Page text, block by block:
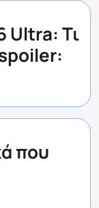
Ultra: Τι
που